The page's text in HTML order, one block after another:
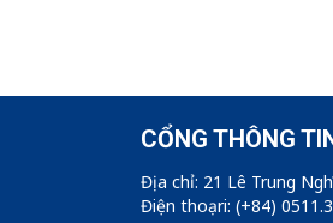
CỔNG THÔNG
Địa chỉ: 21 Lê Trung
Điện thoạri: (+84)